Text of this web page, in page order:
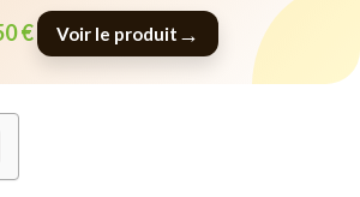
€ Voir le produit →